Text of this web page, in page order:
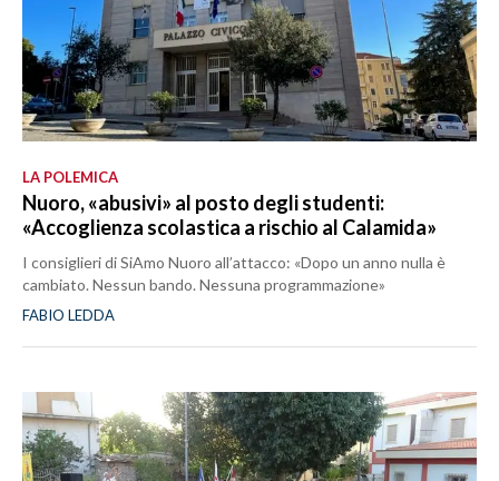
LA POLEMICA
Nuoro, «abusivi» al posto degli studenti:
«Accoglienza scolastica a rischio al Calamida»
I consiglieri di SiAmo Nuoro all’attacco: «Dopo un anno nulla è
cambiato. Nessun bando. Nessuna programmazione»
FABIO LEDDA